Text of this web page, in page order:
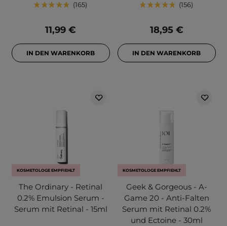
165
11,99 €
IN DEN WARENKORB
156
18,95 €
IN DEN WARENKORB
KOSMETOLOGE EMPFIEHLT
The Ordinary - Retinal
0.2% Emulsion Serum -
Serum mit Retinal - 15ml
KOSMETOLOGE EMPFIEHLT
Geek & Gorgeous - A-
Game 20 - Anti-Falten
Serum mit Retinal 0.2%
und Ectoine - 30ml